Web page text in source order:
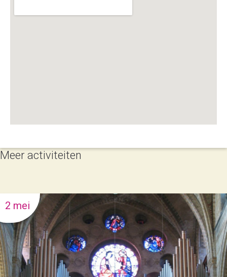
Meer activiteiten
2 mei